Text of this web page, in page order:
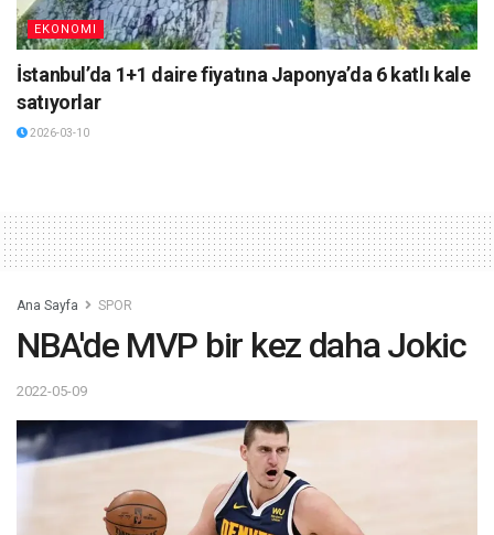
EKONOMI
İstanbul’da 1+1 daire fiyatına Japonya’da 6 katlı kale
satıyorlar
2026-03-10
Ana Sayfa SPOR
NBA'de MVP bir kez daha Jokic
2022-05-09